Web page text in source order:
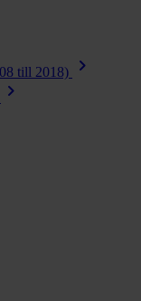
till 2018) chevron_right
chevron_right